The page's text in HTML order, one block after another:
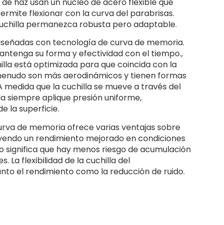
flexionar con la curva del parabrisas.
permanezca robusta pero adaptable.
con tecnología de curva de memoria.
su forma y efectividad con el tiempo.,
está optimizada para que coincida con la
son más aerodinámicos y tienen formas
que la cuchilla se mueve a través del
siempre aplique presión uniforme,
la superficie.
de memoria ofrece varias ventajas sobre
un rendimiento mejorado en condiciones
significa que hay menos riesgo de acumulación
La flexibilidad de la cuchilla del
el rendimiento como la reducción de ruido.